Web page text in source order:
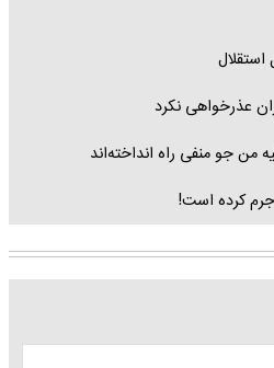
استقلال
عذرخواهی نکرد
من جو منفی راه انداخته‌اند
جرم کرده است!